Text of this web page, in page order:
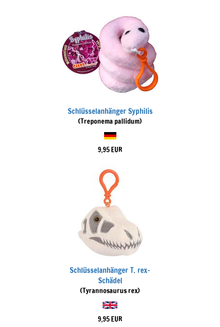
Schlüsselanhänger Syphilis
(Treponema pallidum)
9,95 EUR
Schlüsselanhänger T. rex-
Schädel
(Tyrannosaurus rex)
9,95 EUR